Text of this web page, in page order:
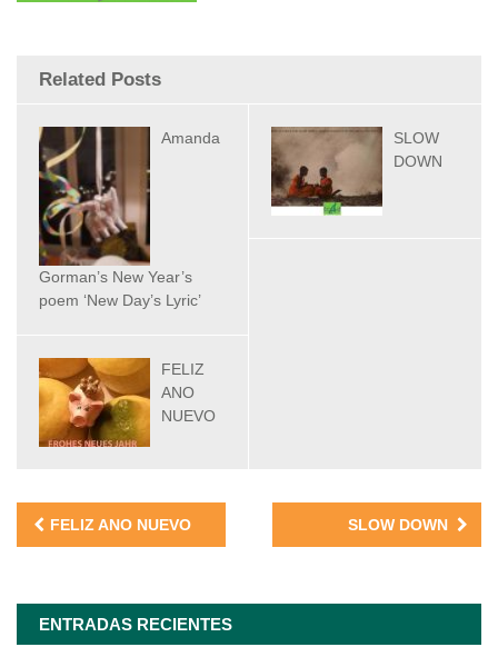
Related Posts
Amanda
Gorman’s New Year’s
poem ‘New Day’s Lyric’
SLOW
DOWN
FELIZ
ANO
NUEVO
Navegación
de
FELIZ ANO NUEVO SLOW DOWN
ENTRADAS RECIENTES